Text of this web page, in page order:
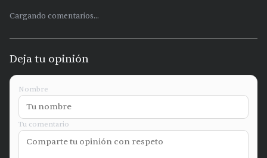
Cargando comentarios...
Deja tu opinión
Nombre
Tu comentario